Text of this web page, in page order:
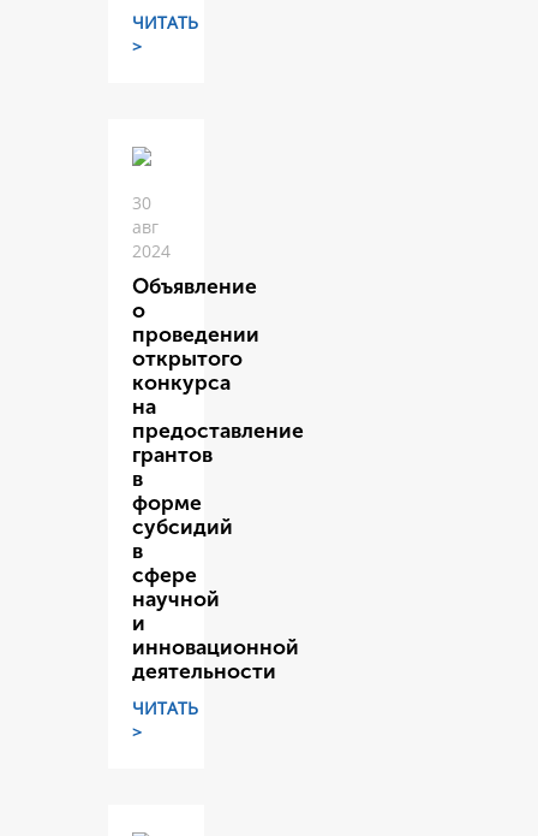
ЧИТАТЬ
>
30
авг
2024
Объявление
о
проведении
открытого
конкурса
на
предоставление
грантов
в
форме
субсидий
в
сфере
научной
и
инновационной
деятельности
ЧИТАТЬ
>